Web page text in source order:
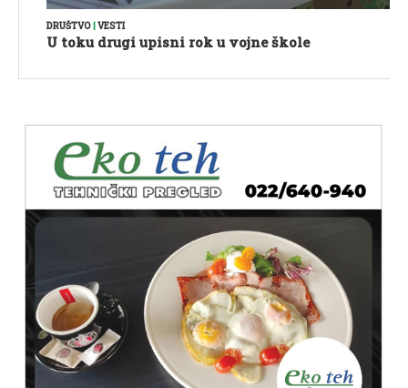
DRUŠTVO VESTI
U toku drugi upisni rok u vojne škole